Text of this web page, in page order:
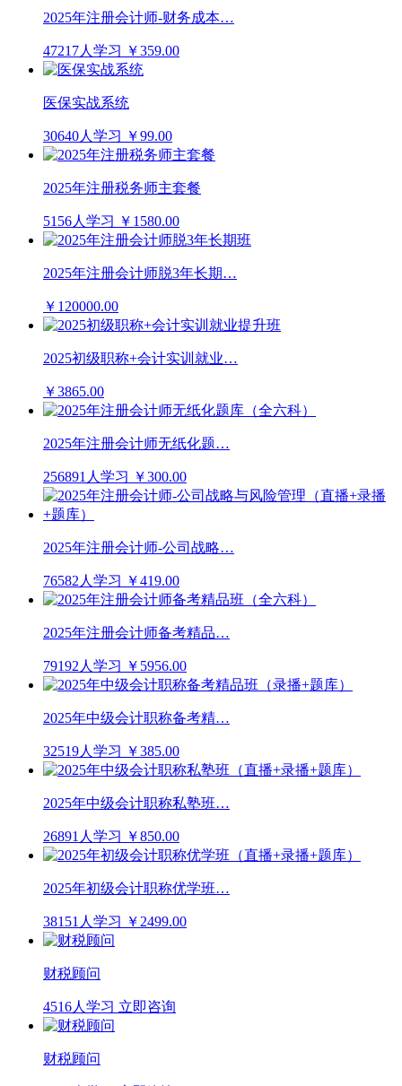
2025年注册会计师-财务成本…
47217人学习 ￥359.00
医保实战系统
30640人学习 ￥99.00
2025年注册税务师主套餐
5156人学习 ￥1580.00
2025年注册会计师脱3年长期…
￥120000.00
2025初级职称+会计实训就业…
￥3865.00
2025年注册会计师无纸化题…
256891人学习 ￥300.00
2025年注册会计师-公司战略…
76582人学习 ￥419.00
2025年注册会计师备考精品…
79192人学习 ￥5956.00
2025年中级会计职称备考精…
32519人学习 ￥385.00
2025年中级会计职称私塾班…
26891人学习 ￥850.00
2025年初级会计职称优学班…
38151人学习 ￥2499.00
财税顾问
4516人学习 立即咨询
财税顾问